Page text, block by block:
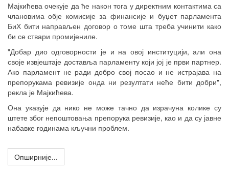
Мајкићева очекује да ће након тога у директним контактима са
члановима обје комисије за финансије и буџет парламента
БиХ бити направљен договор о томе шта треба учинити како
би се ствари промијениле.
"Добар дио одговорности је и на овој институцији, али она
своје извјештаје доставља парламенту који јој је први партнер.
Ако парламент не ради добро свој посао и не истрајава на
препорукама ревизије онда ни резултати неће бити добри",
рекла је Мајкићева.
Она указује да нико не може тачно да израчуна колике су
штете због непоштовања препорука ревизије, као и да су јавне
набавке годинама кључни проблем.
Опширније...